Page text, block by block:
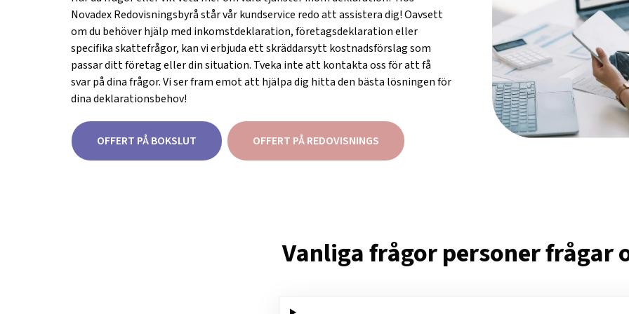
Novadex Redovisningsbyrå står vår kundservice redo att assistera dig! Oavsett
om du behöver hjälp med inkomstdeklaration, företagsdeklaration eller
specifika skattefrågor, kan vi erbjuda ett skräddarsytt kostnadsförslag som
passar ditt företag eller din situation. Tveka inte att kontakta oss för att få
svar på dina frågor. Vi ser fram emot att hjälpa dig hitta den bästa lösningen för
dina deklarationsbehov!
OFFERT PÅ BOKSLUT OFFERT PÅ REDOVISNINGS
Vanliga frågor personer frågar